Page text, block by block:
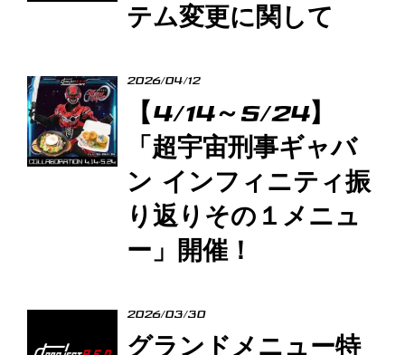
テム変更に関して
2026/04/12
【4/14～5/24】
「超宇宙刑事ギャバ
ン インフィニティ振
り返りその１メニュ
ー」開催！
2026/03/30
グランドメニュー特